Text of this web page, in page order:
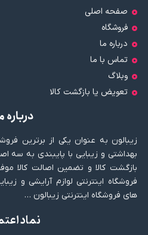
صفحه اصلی
فروشگاه
درباره ما
تماس با ما
وبلاگ
تعویض یا بازگشت کالا
درباره
زیبالون به عنوان یکی از برترین
بازگشت کالا و تضمین اصالت کالا
فروشگاه اینترنتی لوازم آرایشی و
های فروشگاه اینترنتی زیبالون …
نماد